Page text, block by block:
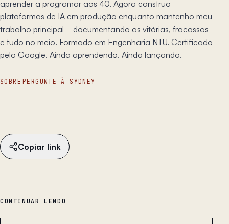
aprender a programar aos 40. Agora construo
plataformas de IA em produção enquanto mantenho meu
trabalho principal—documentando as vitórias, fracassos
e tudo no meio. Formado em Engenharia NTU. Certificado
pelo Google. Ainda aprendendo. Ainda lançando.
SOBRE PERGUNTE À SYDNEY
Copiar link
CONTINUAR LENDO